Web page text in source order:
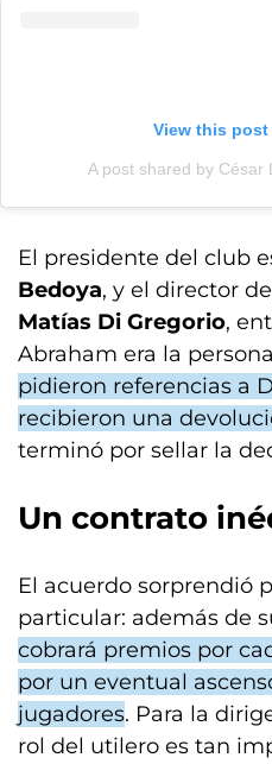
View this
A post shared by César
El presidente del club
Bedoya, y el director
Matías Di Gregorio,
Abraham era la
pidieron referencias a
recibieron una
terminó por sellar la
Un contrato
El acuerdo sorprendió
particular: además de
cobrará premios por
por un eventual
jugadores. Para la
rol del utilero es tan